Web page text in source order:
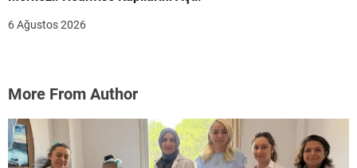
6 Ağustos 2026
More From Author